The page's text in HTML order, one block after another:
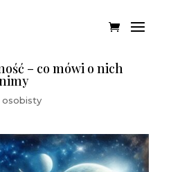
– co mówi o nich